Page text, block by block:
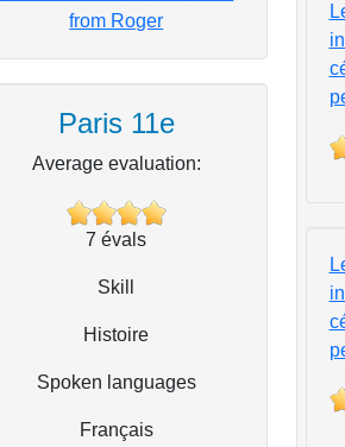
from Roger
Paris 11e
Average evaluation:
7 évals
Skill
Histoire
Spoken languages
Français